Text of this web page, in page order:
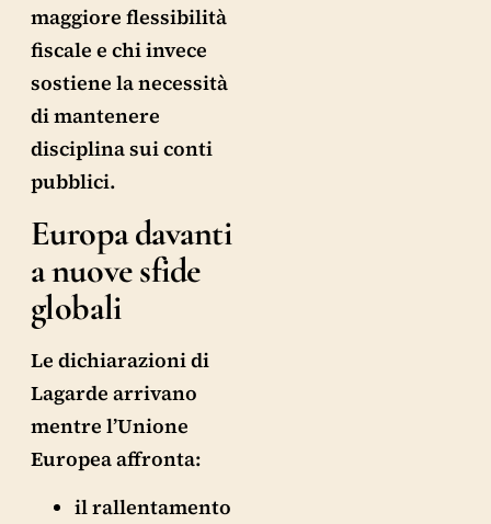
maggiore flessibilità
fiscale e chi invece
sostiene la necessità
di mantenere
disciplina sui conti
pubblici.
Europa davanti
a nuove sfide
globali
Le dichiarazioni di
Lagarde arrivano
mentre l’Unione
Europea affronta:
il rallentamento